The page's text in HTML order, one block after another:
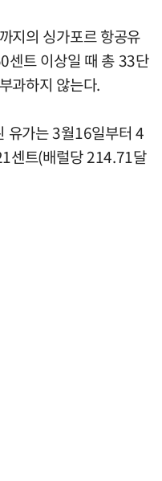
지의 싱가포르 항공유
센트 이상일 때 총 33단
과하지 않는다.
유가는 3월16일부터 4
센트(배럴당 214.71달